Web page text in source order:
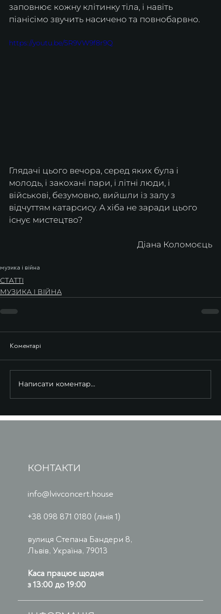
заповнює кожну клітинку тіла, і навіть
піанісімо звучить насичено та повнобарвно.
https://youtu.be/5R9VW9f8r9Q
Глядачі цього вечора, серед яких була і
молодь, і закохані пари, і літні люди, і
військові, безумовно, вийшли із залу з
відчуттям катарсису. А хіба не заради цього
існує мистецтво?
Діана Коломоєць
музика і війна
СТАТТІ
МУЗИКА І ВІЙНА
Коментарі
Написати коментар...
КОНТАКТИ
info@lvivconcert.house
+38 098 871 0180 (лінія 1)
вулиця Степана Бандери 8,
Львів, Україна, 79013
Каса працює щодня
з 13:00 до 19:00